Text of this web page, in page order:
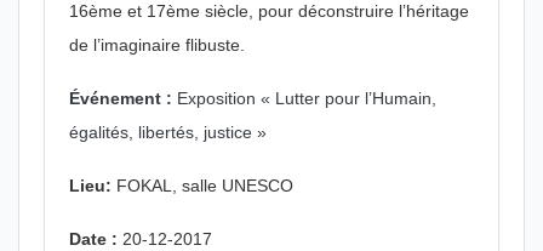
16ème et 17ème siècle, pour déconstruire l’héritage
de l’imaginaire flibuste.
Événement : Exposition « Lutter pour l’Humain,
égalités, libertés, justice »
Lieu: FOKAL, salle UNESCO
Date : 20-12-2017